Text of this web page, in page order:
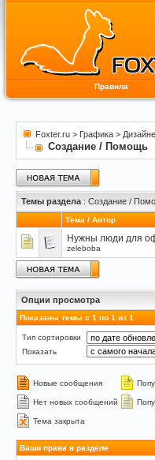
Правила
Foxter.ru > Графика >
Создание / Помощь
Темы раздела : Создание /
Тема / Автор
Нужны люди для
zeleboba
Опции просмотра
Показаны темы с 1 по 1 из 1
Тип сортировки
Показать
Новые сообщения
Нет новых сообщений
Тема закрыта
Ваши права в разделе